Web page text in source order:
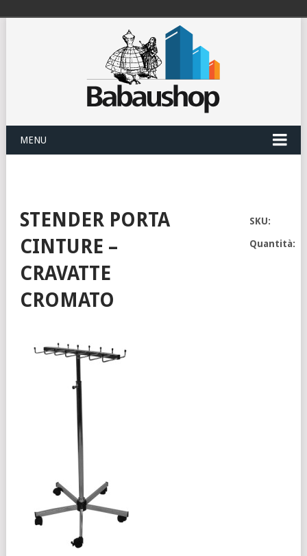
MENU
STENDER PORTA
CINTURE –
CRAVATTE
CROMATO
SKU:
Quantità: